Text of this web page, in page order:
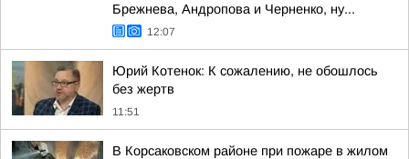
Брежнева, Андропова и Черненко, ну...
12:07
Юрий Котенок: К сожалению, не обошлось
без жертв
11:51
В Корсаковском районе при пожаре в жилом